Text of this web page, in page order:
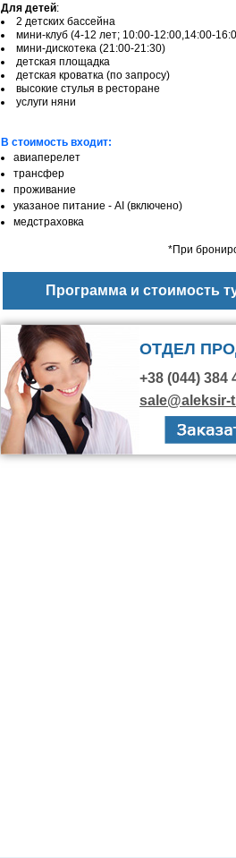
Для детей:
2 детских бассейна
мини-клуб (4-12 лет; 10:00-12:00,14:00-
мини-дискотека (21:00-21:30)
детская площадка
детская кроватка (по запросу)
высокие стулья в ресторане
услуги няни
В стоимость входит:
авиаперелет
трансфер
проживание
указаное питание - АІ (включено)
медстраховка
*При
Программа и стоимость
ОТДЕЛ
+38 (044) 384
sale@aleksir-